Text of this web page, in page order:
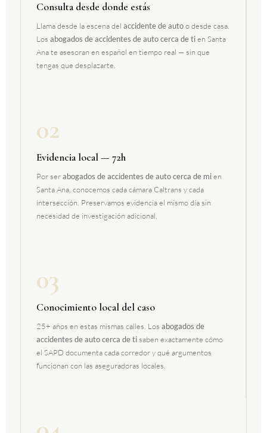
Consulta desde donde estás
Llama desde la escena del accidente de autoo desde casa.
Los abogados de accidentes de auto cerca de tien Santa
Ana te asesoran en español en tiempo real — sin que
tengas que desplazarte.
02
Evidencia local — 72h
Por serabogados de accidentes de auto cerca de mien
Santa Ana, conocemos cada cámara Caltrans y cada
intersección. Preservamos evidencia el mismo día sin
necesidad de investigación adicional.
03
Conocimiento local del caso
25+ años en estas mismas calles. Los abogados de
accidentes de auto cerca de tisaben exactamente cómo
el SAPD documenta cada corredor y qué argumentos
funcionan con las aseguradoras locales.